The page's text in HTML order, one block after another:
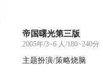
帝国曙光第三版
2005年/3~6 人/180~240分
主题扮演/策略烧脑